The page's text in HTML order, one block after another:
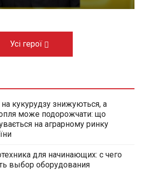
Усі герої
на кукурудзу знижуються, а
може подорожчати: що
на аграрному ринку
для начинающих: с чего
выбор оборудования